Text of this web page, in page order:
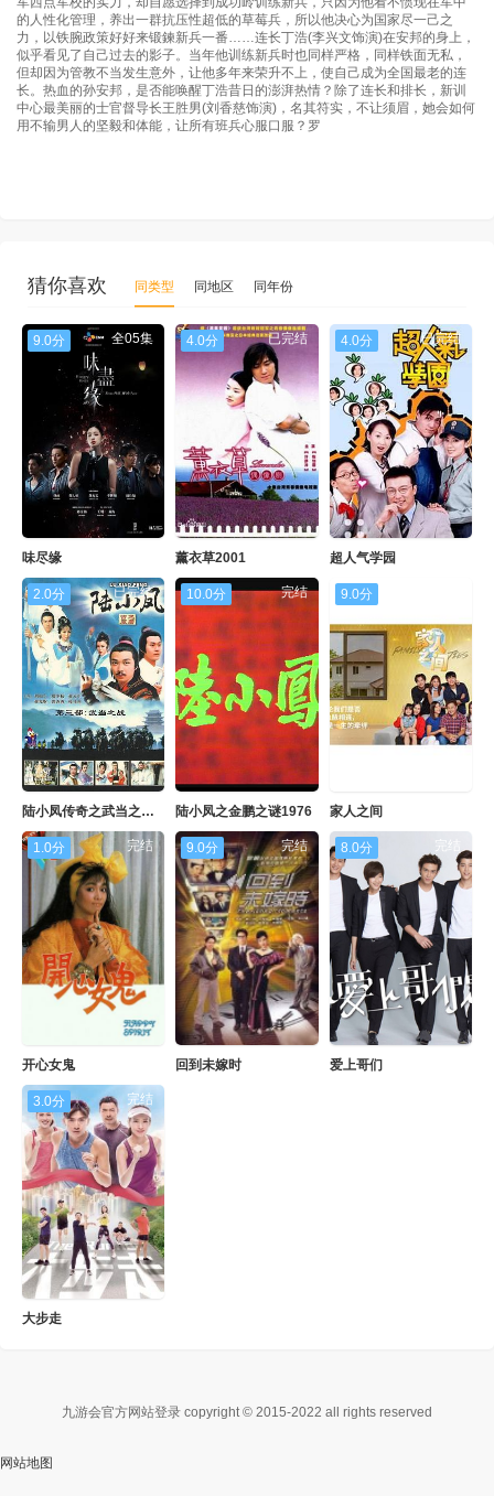
的人性化管理，养出一群抗压性超低的草莓兵，所以他决心为国家尽一己之
力，以铁腕政策好好来锻鍊新兵一番……连长丁浩(李兴文饰演)在安邦的身上，
似乎看见了自己过去的影子。当年他训练新兵时也同样严格，同样铁面无私，
但却因为管教不当发生意外，让他多年来荣升不上，使自己成为全国最老的连
长。热血的孙安邦，是否能唤醒丁浩昔日的澎湃热情？除了连长和排长，新训
中心最美丽的士官督导长王胜男(刘香慈饰演)，名其符实，不让须眉，她会如何
用不输男人的坚毅和体能，让所有班兵心服口服？罗
猜你喜欢 同类型 同地区 同年份
9.0分 全05集
味尽缘
4.0分 已完结
薰衣草2001
4.0分 已完结
超人气学园
2.0分 已完结
陆小凤传奇之武当之战1978
10.0分 完结
陆小凤之金鹏之谜1976
9.0分
家人之间
1.0分 完结
开心女鬼
9.0分 完结
回到未嫁时
8.0分 完结
爱上哥们
3.0分 完结
大步走
九游会官方网站登录 copyright © 2015-2022 all rights reserved
网站地图